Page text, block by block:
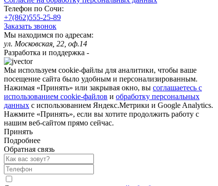
Телефон по Сочи:
+7(862)555-25-89
Заказать звонок
Мы находимся по адресам:
ул. Московская, 22, оф.14
Разработка и поддержка -
Мы используем cookie-файлы для аналитики, чтобы ваше
посещение сайта было удобным и персонализированным.
Нажимая «Принять» или закрывая окно, вы соглашаетесь с
использованием cookie-файлов и обработку персональных
данных с использованием Яндекс.Метрики и Google Analytics.
Нажмите «Принять», если вы хотите продолжить работу с
нашим веб-сайтом прямо сейчас.
Принять
Подробнее
Обратная связь